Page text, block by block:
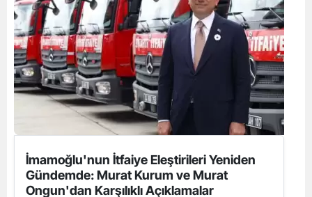
İmamoğlu'nun İtfaiye Eleştirileri Yeniden
Gündemde: Murat Kurum ve Murat
Ongun'dan Karşılıklı Açıklamalar